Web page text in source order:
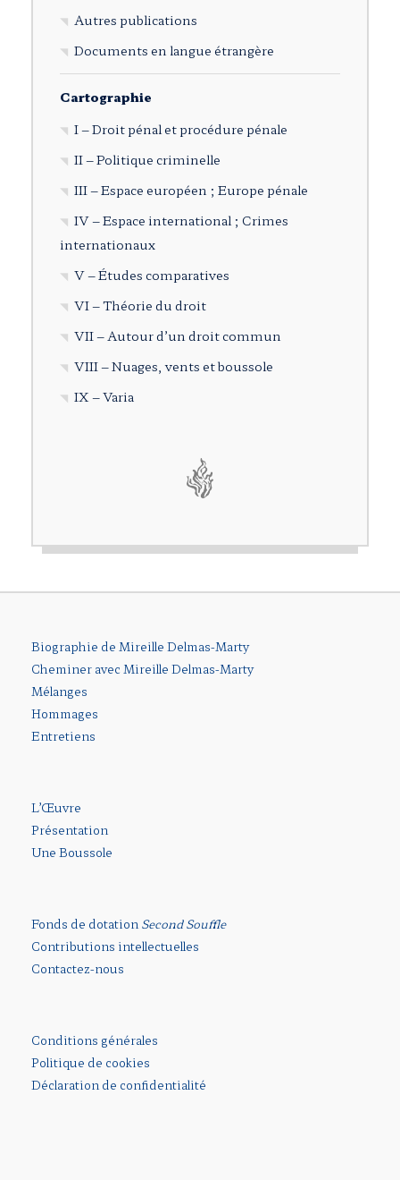
Autres publications
Documents en langue étrangère
Cartographie
I – Droit pénal et procédure pénale
II – Politique criminelle
III – Espace européen ; Europe pénale
IV – Espace international ; Crimes
internationaux
V – Études comparatives
VI – Théorie du droit
VII – Autour d’un droit commun
VIII – Nuages, vents et boussole
IX – Varia
Biographie de Mireille Delmas-Marty
Cheminer avec Mireille Delmas-Marty
Mélanges
Hommages
Entretiens
L’Œuvre
Présentation
Une Boussole
Fonds de dotationSecond Souffle
Contributions intellectuelles
Contactez-nous
Conditions générales
Politique de cookies
Déclaration de confidentialité